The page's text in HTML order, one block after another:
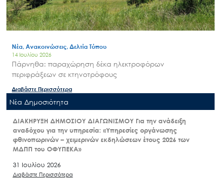
Νέα, Ανακοινώσεις, Δελτία Τύπου
14 Ιουλίου 2026
Πάρνηθα: παραχώρηση δέκα ηλεκτροφόρων
περιφράξεων σε κτηνοτρόφους
Διαβάστε Περισσότερα
Nέα Δημοσιότητα
ΔΙΑΚΗΡΥΞΗ ΔΗΜΟΣΙΟΥ ΔΙΑΓΩΝΙΣΜΟΥ Για την ανάδειξη
αναδόχου για την υπηρεσία: «Υπηρεσίες οργάνωσης
φθινοπωρινών – χειμερινών εκδηλώσεων έτους 2026 των
ΜΔΠΠ του ΟΦΥΠΕΚΑ»
31 Ιουλίου 2026
Διαβάστε Περισσότερα